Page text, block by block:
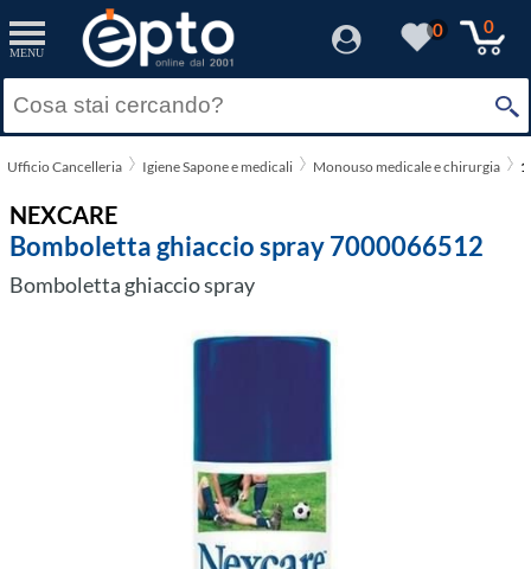
MENU
0 0
Ufficio Cancelleria Igiene Sapone e medicali Monouso medicale e chirurgia
NEXCARE
Bomboletta ghiaccio spray 7000066512
Bomboletta ghiaccio spray